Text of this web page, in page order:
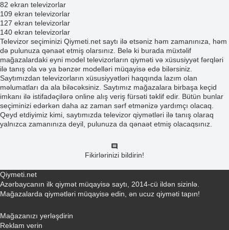
82 ekran televizorlar
109 ekran televizorlar
127 ekran televizorlar
140 ekran televizorlar
Televizor seçiminizi Qiymeti.net saytı ilə etsəniz həm zamanınıza, həm
də pulunuza qənaət etmiş olarsınız. Belə ki burada müxtəlif
mağazalardaki eyni model televizorların qiyməti və xüsusiyyət fərqləri
ilə tanış ola və ya bənzər modelləri müqayisə edə bilərsiniz.
Saytımızdan televizorların xüsusiyyətləri haqqında lazım olan
məlumatları da ala biləcəksiniz. Saytımız mağazalara birbaşa keçid
imkanı ilə istifadəçilərə online alış veriş fürsəti təklif edir. Bütün bunlar
seçiminizi edərkən daha az zaman sərf etmənizə yardımçı olacaq.
Qeyd etdiyimiz kimi, saytımızda televizor qiymətləri ilə tanış olaraq
yalnızca zamanınıza deyil, pulunuza da qənaət etmiş olacaqsınız.
Fikirlərinizi bildirin!
Qiymeti.net
Azərbaycanın ilk qiymət müqayisə saytı, 2014-cü ildən sizinlə.
Mağazalarda qiymətləri müqayisə edin, ən ucuz qiyməti tapın!
Mağazanızı yerləşdirin
Reklam verin